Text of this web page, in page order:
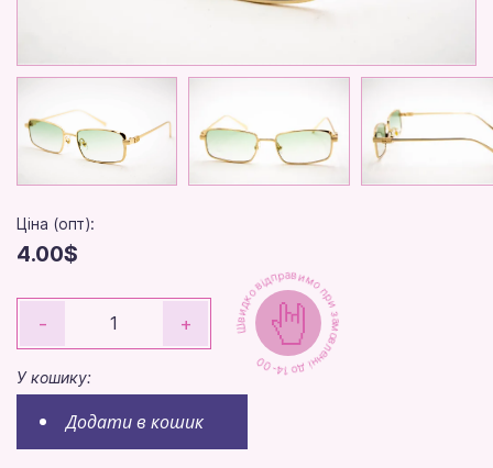
Ціна (опт):
4.00$
- +
У кошику:
Додати в кошик
Швидко відправимо при замовленні до 14-00